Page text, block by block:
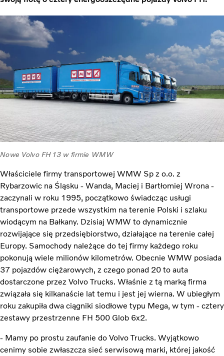
Nowe Volvo FH13 w firmie WMW
Właściciele firmy transportowej WMW Sp z o.o. z
Rybarzowic na Śląsku - Wanda, Maciej i Bartłomiej Wrona -
zaczynali w roku 1995, początkowo świadcząc usługi
transportowe przede wszystkim na terenie Polski i szlaku
wiodącym na Bałkany. Dzisiaj WMW to dynamicznie
rozwijające się przedsiębiorstwo, działające na terenie całej
Europy. Samochody należące do tej firmy każdego roku
pokonują wiele milionów kilometrów. Obecnie WMW posiada
37 pojazdów ciężarowych, z czego ponad 20 to auta
dostarczone przez Volvo Trucks. Właśnie z tą marką firma
związała się kilkanaście lat temu i jest jej wierna. W ubiegłym
roku zakupiła dwa ciągniki siodłowe typu Mega, w tym - cztery
zestawy przestrzenne FH 500 Glob 6x2.
- Mamy po prostu zaufanie do Volvo Trucks. Wyjątkowo
cenimy sobie zwłaszcza sieć serwisową marki, której jakość